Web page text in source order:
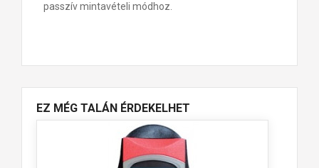
passzív mintavételi módhoz.
EZ MÉG TALÁN ÉRDEKELHET